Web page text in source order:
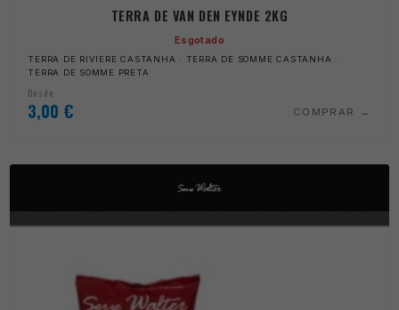
TERRA DE VAN DEN EYNDE 2KG
Esgotado
TERRA DE RIVIERE CASTANHA · TERRA DE SOMME CASTANHA ·
TERRA DE SOMME PRETA
Desde
3,00 € COMPRAR